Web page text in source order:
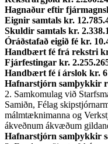
Hagnaður eftir
Eignir samtals kr.
Skuldir samtals kr.
Óráðstafað eigið fé kr.
Handbært fé frá rekstri
Fjárfestingar kr.
Handbært fé í árslok kr.
Hafnarstjórn samþykkir
2. Samkomulag við
Samiðn, Félag
málmtæknimanna og
ákveðnum ákvæðum
Hafnarstjórn samþykkir